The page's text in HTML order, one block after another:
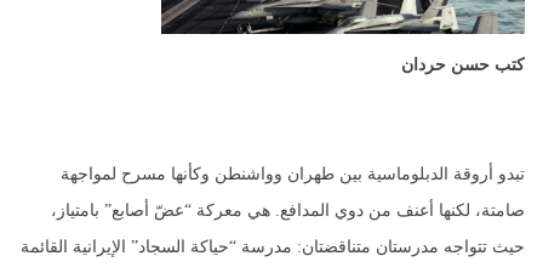
كتب حسن حردان
تبدو أروقة الدبلوماسية بين طهران وواشنطن وكأنها مسرح لمواجهة
صامتة، لكنها أعنف من دوي المدافع. هي معركة “عضّ أصابع” بامتياز،
حيث تتواجه مدرستان متناقضتان: مدرسة “حياكة السجاد” الإيرانية القائمة